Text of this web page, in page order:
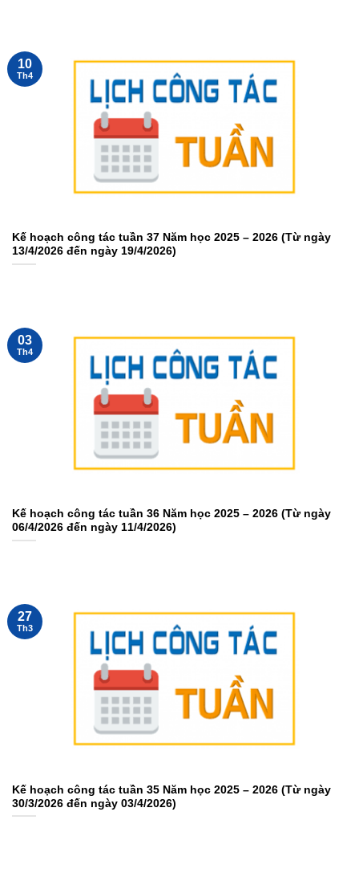
Kế hoạch công tác tuần 37 Năm học 2025 – 2026 (Từ ngày
13/4/2026 đến ngày 19/4/2026)
10
Th4
Kế hoạch công tác tuần 36 Năm học 2025 – 2026 (Từ ngày
06/4/2026 đến ngày 11/4/2026)
03
Th4
Kế hoạch công tác tuần 35 Năm học 2025 – 2026 (Từ ngày
30/3/2026 đến ngày 03/4/2026)
27
Th3